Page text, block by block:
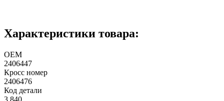
Характеристики товара:
ОЕМ
2406447
Кросс номер
2406476
Код детали
3 840